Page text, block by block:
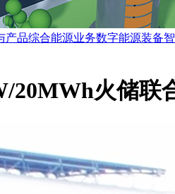
产品综合能源业务数字能源装备
20MWh火储联